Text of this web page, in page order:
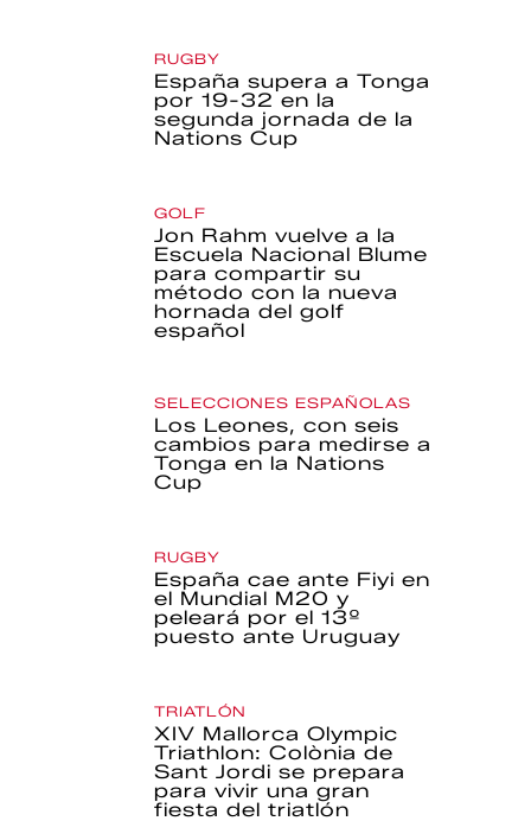
RUGBY
España supera a Tonga
por 19-32 en la
segunda jornada de la
Nations Cup
GOLF
Jon Rahm vuelve a la
Escuela Nacional Blume
para compartir su
método con la nueva
hornada del golf
español
SELECCIONES ESPAÑOLAS
Los Leones, con seis
cambios para medirse a
Tonga en la Nations
Cup
RUGBY
España cae ante Fiyi en
el Mundial M20 y
peleará por el 13º
puesto ante Uruguay
TRIATLÓN
XIV Mallorca Olympic
Triathlon: Colònia de
Sant Jordi se prepara
para vivir una gran
fiesta del triatlón